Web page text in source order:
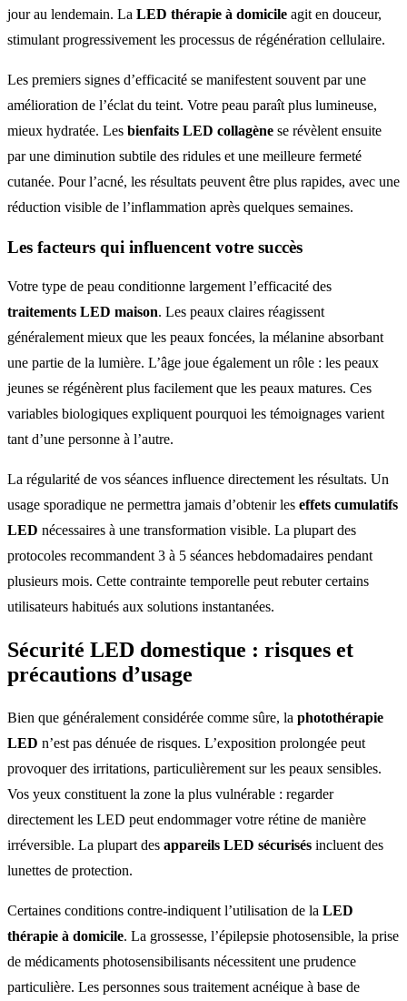
jour au lendemain. La LED thérapie à domicile agit en douceur,
stimulant progressivement les processus de régénération cellulaire.
Les premiers signes d’efficacité se manifestent souvent par une
amélioration de l’éclat du teint. Votre peau paraît plus lumineuse,
mieux hydratée. Les bienfaits LED collagène se révèlent ensuite
par une diminution subtile des ridules et une meilleure fermeté
cutanée. Pour l’acné, les résultats peuvent être plus rapides, avec une
réduction visible de l’inflammation après quelques semaines.
Les facteurs qui influencent votre succès
Votre type de peau conditionne largement l’efficacité des
traitements LED maison. Les peaux claires réagissent
généralement mieux que les peaux foncées, la mélanine absorbant
une partie de la lumière. L’âge joue également un rôle : les peaux
jeunes se régénèrent plus facilement que les peaux matures. Ces
variables biologiques expliquent pourquoi les témoignages varient
tant d’une personne à l’autre.
La régularité de vos séances influence directement les résultats. Un
usage sporadique ne permettra jamais d’obtenir les effets cumulatifs
LED nécessaires à une transformation visible. La plupart des
protocoles recommandent 3 à 5 séances hebdomadaires pendant
plusieurs mois. Cette contrainte temporelle peut rebuter certains
utilisateurs habitués aux solutions instantanées.
Sécurité LED domestique : risques et
précautions d’usage
Bien que généralement considérée comme sûre, la photothérapie
LED n’est pas dénuée de risques. L’exposition prolongée peut
provoquer des irritations, particulièrement sur les peaux sensibles.
Vos yeux constituent la zone la plus vulnérable : regarder
directement les LED peut endommager votre rétine de manière
irréversible. La plupart des appareils LED sécurisés incluent des
lunettes de protection.
Certaines conditions contre-indiquent l’utilisation de la LED
thérapie à domicile. La grossesse, l’épilepsie photosensible, la prise
de médicaments photosensibilisants nécessitent une prudence
particulière. Les personnes sous traitement acnéique à base de